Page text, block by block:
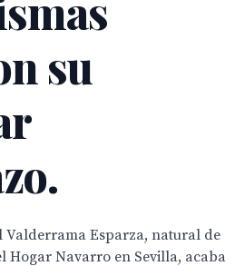
su
Valderrama Esparza, natural de
Hogar Navarro en Sevilla, acaba